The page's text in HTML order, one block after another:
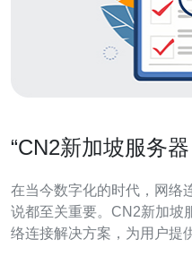
“CN2新加坡服务
在当今数字化的时代，网络
说都至关重要。CN2新加坡
络连接解决方案，为用户提